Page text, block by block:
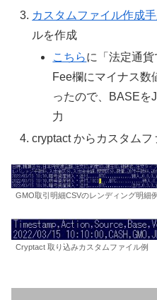
カスタムファイル作成
ルを作成
こちらに「法定通貨
Fee欄にマイナス数
ったので、BASEを
力
cryptact からカスタムフ
GMO取引明細CSVのレンディング明細
Cryptact 取り込みカスタムファイル例